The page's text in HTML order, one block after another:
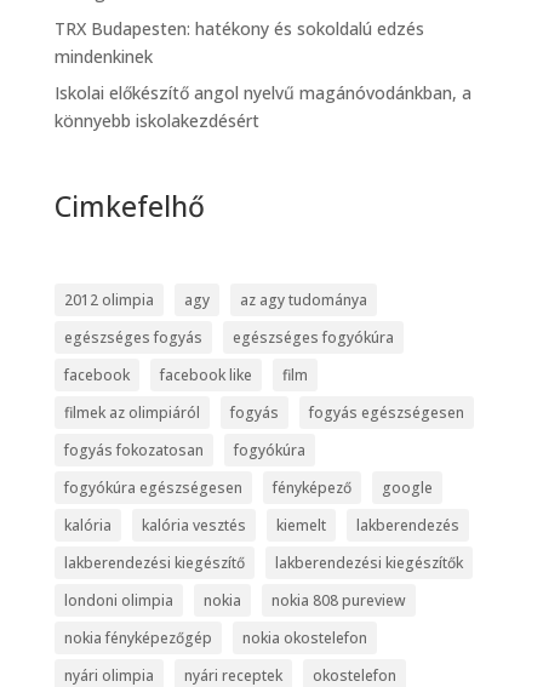
TRX Budapesten: hatékony és sokoldalú edzés
mindenkinek
Iskolai előkészítő angol nyelvű magánóvodánkban, a
könnyebb iskolakezdésért
Cimkefelhő
2012 olimpia agy
az agy tudománya
egészséges fogyás
egészséges fogyókúra
facebook
facebook like
film
filmek az olimpiáról
fogyás
fogyás egészségesen
fogyás fokozatosan
fogyókúra
fogyókúra egészségesen
fényképező
google
kalória
kalória vesztés kiemelt
lakberendezés
lakberendezési kiegészítő
lakberendezési kiegészítők
londoni olimpia
nokia
nokia 808 pureview
nokia fényképezőgép
nokia okostelefon
nyári olimpia
nyári receptek
okostelefon